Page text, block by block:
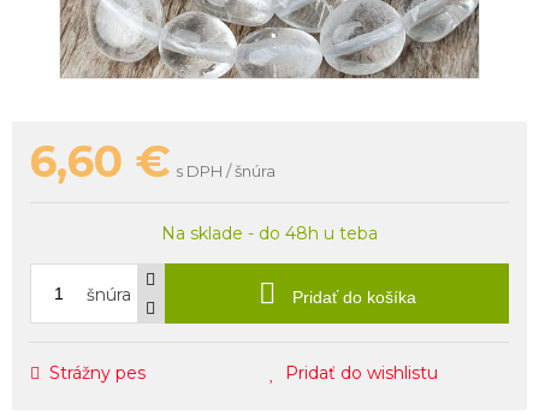
6,60 € s DPH / šnúra
Na sklade - do 48h u teba
šnúra Pridať do košíka
Strážny pes Pridať do wishlistu